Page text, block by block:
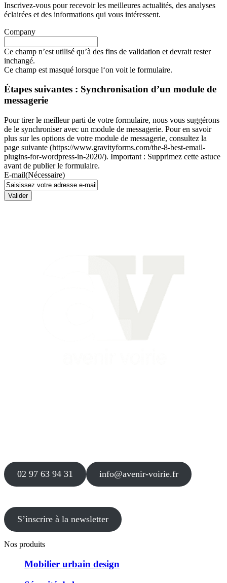
Inscrivez-vous pour recevoir les meilleures actualités, des analyses
éclairées et des informations qui vous intéressent.
Company
Ce champ n’est utilisé qu’à des fins de validation et devrait rester
inchangé.
Ce champ est masqué lorsque l‘on voit le formulaire.
Étapes suivantes : Synchronisation d’un module de
messagerie
Pour tirer le meilleur parti de votre formulaire, nous vous suggérons
de le synchroniser avec un module de messagerie. Pour en savoir
plus sur les options de votre module de messagerie, consultez la
page suivante (https://www.gravityforms.com/the-8-best-email-
plugins-for-wordpress-in-2020/). Important : Supprimez cette astuce
avant de publier le formulaire.
E-mail(Nécessaire)
Valider
02 97 63 94 31 info@avenir-voirie.fr
S’inscrire à la newsletter
Nos produits
Mobilier urbain design